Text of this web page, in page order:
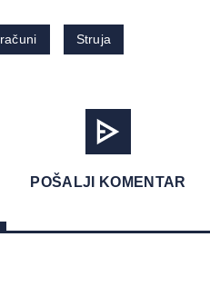
računi Struja
POŠALJI KOMENTAR